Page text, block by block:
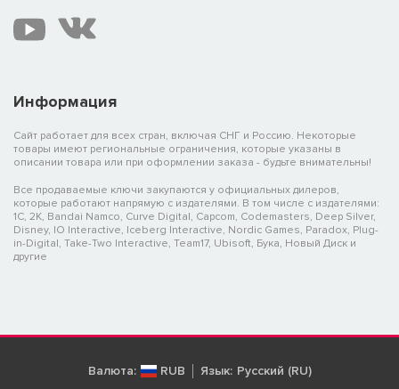
Информация
Сайт работает для всех стран, включая СНГ и Россию. Некоторые
товары имеют региональные ограничения, которые указаны в
описании товара или при оформлении заказа - будьте внимательны!
Все продаваемые ключи закупаются у официальных дилеров,
которые работают напрямую с издателями. В том числе с издателями:
1C, 2K, Bandai Namco, Curve Digital, Capcom, Codemasters, Deep Silver,
Disney, IO Interactive, Iceberg Interactive, Nordic Games, Paradox, Plug-
in-Digital, Take-Two Interactive, Team17, Ubisoft, Бука, Новый Диск и
другие
Валюта: RUB Язык: Русский (RU)